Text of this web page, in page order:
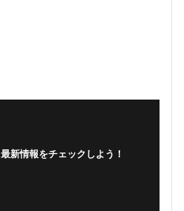
最新情報をチェックしよう！